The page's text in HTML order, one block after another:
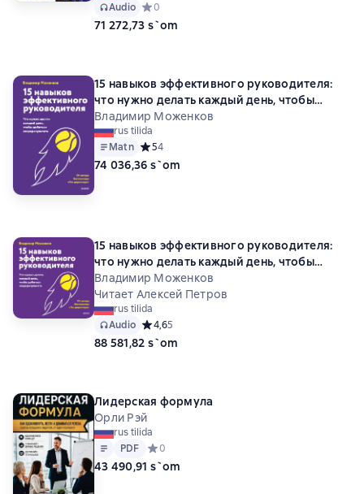
Audio Средний рейтинг 0 на основе 0 оценок
0
71 272,73 s`om
15 навыков эффективного руководителя:
что нужно делать каждый день, чтобы
добиться сверхрезультата
Владимир Моженков
rus tilida
Matn Средний рейтинг 5 на основе 4 оценок
54
74 036,36 s`om
15 навыков эффективного руководителя:
что нужно делать каждый день, чтобы
добиться сверхрезультата
Владимир Моженков
Читает Алексей Петров
rus tilida
Audio Средний рейтинг 4,6 на основе 5 оценок
4,65
88 581,82 s`om
Лидерская формула
Орли Рэй
rus tilida
Matn
PDF
PDF Средний рейтинг 0 на основе 0 оценок
0
43 490,91 s`om